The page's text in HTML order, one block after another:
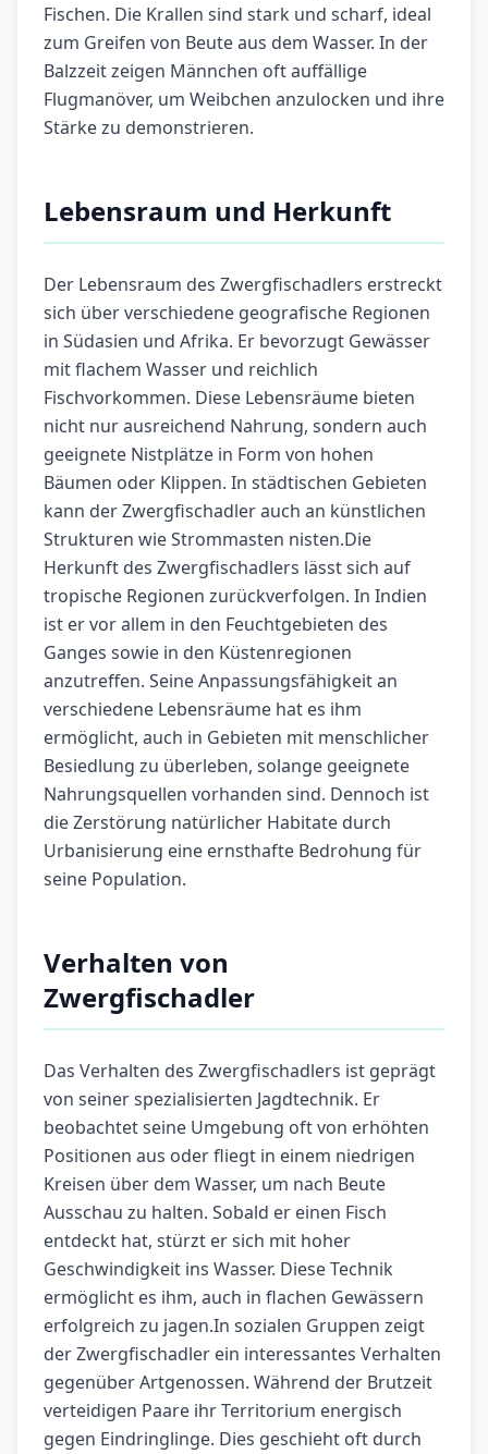
Fischen. Die Krallen sind stark und scharf, ideal
zum Greifen von Beute aus dem Wasser. In der
Balzzeit zeigen Männchen oft auffällige
Flugmanöver, um Weibchen anzulocken und ihre
Stärke zu demonstrieren.
Lebensraum und Herkunft
Der Lebensraum des Zwergfischadlers erstreckt
sich über verschiedene geografische Regionen
in Südasien und Afrika. Er bevorzugt Gewässer
mit flachem Wasser und reichlich
Fischvorkommen. Diese Lebensräume bieten
nicht nur ausreichend Nahrung, sondern auch
geeignete Nistplätze in Form von hohen
Bäumen oder Klippen. In städtischen Gebieten
kann der Zwergfischadler auch an künstlichen
Strukturen wie Strommasten nisten.Die
Herkunft des Zwergfischadlers lässt sich auf
tropische Regionen zurückverfolgen. In Indien
ist er vor allem in den Feuchtgebieten des
Ganges sowie in den Küstenregionen
anzutreffen. Seine Anpassungsfähigkeit an
verschiedene Lebensräume hat es ihm
ermöglicht, auch in Gebieten mit menschlicher
Besiedlung zu überleben, solange geeignete
Nahrungsquellen vorhanden sind. Dennoch ist
die Zerstörung natürlicher Habitate durch
Urbanisierung eine ernsthafte Bedrohung für
seine Population.
Verhalten von
Zwergfischadler
Das Verhalten des Zwergfischadlers ist geprägt
von seiner spezialisierten Jagdtechnik. Er
beobachtet seine Umgebung oft von erhöhten
Positionen aus oder fliegt in einem niedrigen
Kreisen über dem Wasser, um nach Beute
Ausschau zu halten. Sobald er einen Fisch
entdeckt hat, stürzt er sich mit hoher
Geschwindigkeit ins Wasser. Diese Technik
ermöglicht es ihm, auch in flachen Gewässern
erfolgreich zu jagen.In sozialen Gruppen zeigt
der Zwergfischadler ein interessantes Verhalten
gegenüber Artgenossen. Während der Brutzeit
verteidigen Paare ihr Territorium energisch
gegen Eindringlinge. Dies geschieht oft durch